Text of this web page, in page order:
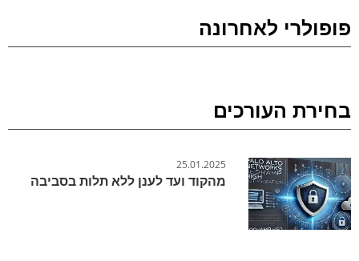
פופולרי לאחרונה
בחירת העורכים
25.01.2025
מהקוד ועד לענן ללא תלות בסביבה